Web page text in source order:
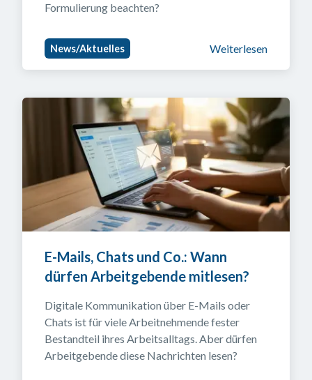
Formulierung beachten?
News/Aktuelles Weiterlesen
E-Mails, Chats und Co.: Wann
dürfen Arbeitgebende mitlesen?
Digitale Kommunikation über E-Mails oder
Chats ist für viele Arbeitnehmende fester
Bestandteil ihres Arbeitsalltags. Aber dürfen
Arbeitgebende diese Nachrichten lesen?